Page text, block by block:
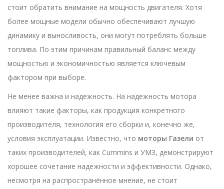
стоит обратить внимание на мощность двигателя. Хотя
более мощные модели обычно обеспечивают лучшую
динамику и выносливость, они могут потреблять больше
топлива. По этим причинам правильный баланс между
мощностью и экономичностью является ключевым
фактором при выборе.
Не менее важна и надежность. На надежность мотора
влияют такие факторы, как продукция конкретного
производителя, технология его сборки и, конечно же,
условия эксплуатации. Известно, что моторы Газели от
таких производителей, как Cummins и УМЗ, демонстрируют
хорошее сочетание надежности и эффективности. Однако,
несмотря на распространённое мнение, не стоит